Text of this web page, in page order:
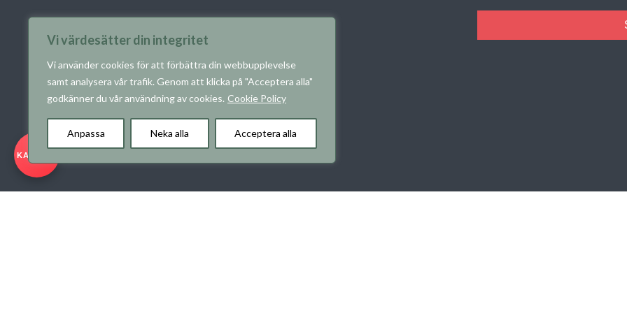
Vi värdesätter din integritet
Vi använder cookies för att förbättra din webbupplevelse
samt analysera vår trafik. Genom att klicka på "Acceptera alla"
godkänner du vår användning av cookies. Cookie Policy
Anpassa Neka alla Acceptera alla
KARRIÄR